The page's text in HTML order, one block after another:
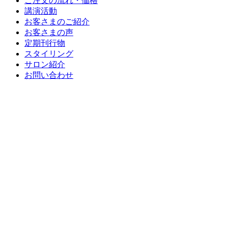
講演活動
お客さまのご紹介
お客さまの声
定期刊行物
スタイリング
サロン紹介
お問い合わせ